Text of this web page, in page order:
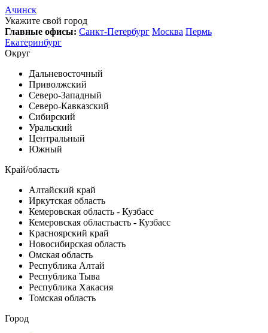
Ачинск
Укажите свой город
Главные офисы: Санкт-Петербург Москва Пермь
Екатеринбург
Округ
Дальневосточный
Приволжский
Северо-Западный
Северо-Кавказский
Сибирский
Уральский
Центральный
Южный
Край/область
Алтайский край
Иркутская область
Кемеровская область - Кузбасс
Кемеровская областьасть - Кузбасс
Красноярский край
Новосибирская область
Омская область
Республика Алтай
Республика Тыва
Республика Хакасия
Томская область
Город